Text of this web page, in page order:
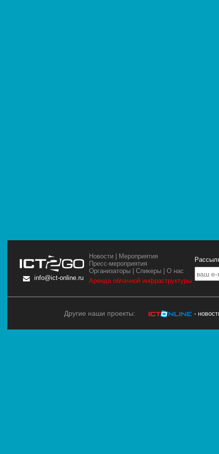
info@ict-online.ru
Новости
Мероприятия
Пресс-мероприятия
Организаторы |Спикеры |О нас
Аренда облачной инфраструктуры
Другие наши проекты: -